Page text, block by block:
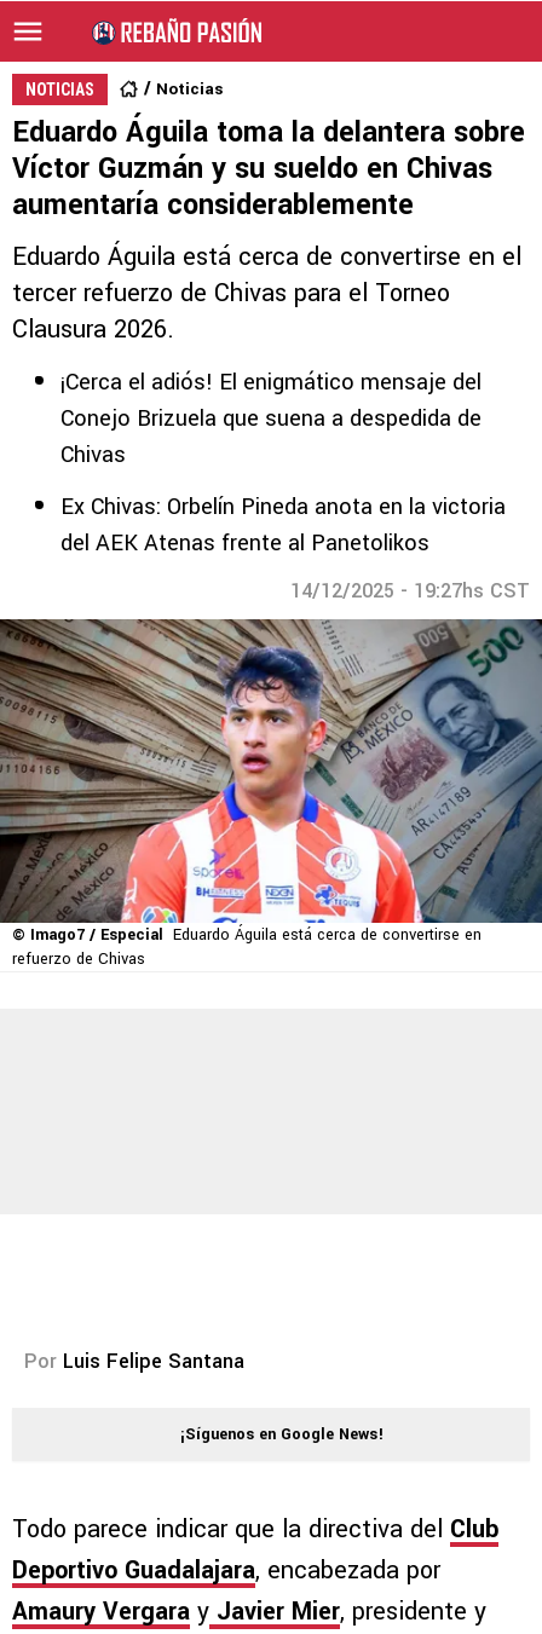
NOTICIAS Noticias
Eduardo Águila toma la delantera sobre
Víctor Guzmán y su sueldo en Chivas
aumentaría considerablemente
Eduardo Águila está cerca de convertirse en el
tercer refuerzo de Chivas para el Torneo
Clausura 2026.
¡Cerca el adiós! El enigmático mensaje del
Conejo Brizuela que suena a despedida de
Chivas
Ex Chivas: Orbelín Pineda anota en la victoria
del AEK Atenas frente al Panetolikos
14/12/2025 - 19:27hs CST
© Imago7 / Especial Eduardo Águila está cerca de convertirse en
refuerzo de Chivas
Por Luis Felipe Santana
¡Síguenos en Google News!
Todo parece indicar que la directiva del Club
Deportivo Guadalajara, encabezada por
Amaury Vergara y Javier Mier, presidente y